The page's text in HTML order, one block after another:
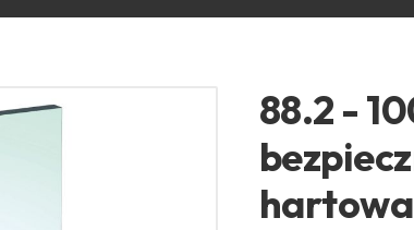
88.2 -